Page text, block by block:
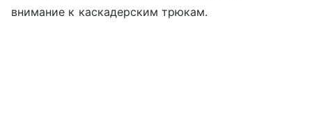
внимание к каскадерским трюкам.